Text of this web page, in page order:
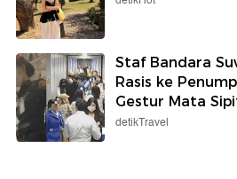
Staf Bandara
Rasis ke
Gestur Mata
detikTravel